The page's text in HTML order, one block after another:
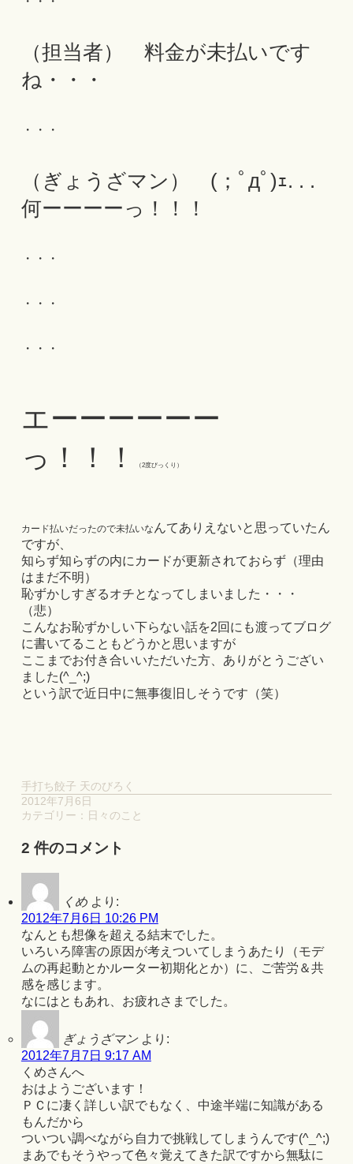
（担当者） 料金が未払いです
ね・・・
・・・
（ぎょうざマン） (；ﾟдﾟ)ｪ. . .
何ーーーーっ！！！
・・・
・・・
・・・
エーーーーーー
っ！！！
（2度びっくり）
カード払いだったので未払いな んてありえないと思っていたん
ですが、
知らず知らずの内にカードが更新されておらず（理由
はまだ不明）
恥ずかしすぎるオチとなってしまいました・・・
（悲）
こんなお恥ずかしい下らない話を2回にも渡ってブログ
に書いてることもどうかと思いますが
ここまでお付き合いいただいた方、ありがとうござい
ました(^_^;)
という訳で近日中に無事復旧しそうです（笑）
手打ち餃子 天のびろく
2012年7月6日
カテゴリー： 日々のこと
2 件のコメント
くめ より:
2012年7月6日 10:26 PM
なんとも想像を超える結末でした。
いろいろ障害の原因が考えついてしまうあたり（モデ
ムの再起動とかルーター初期化とか）に、ご苦労＆共
感を感じます。
なにはともあれ、お疲れさまでした。
ぎょうざマン より:
2012年7月7日 9:17 AM
くめさんへ
おはようございます！
ＰＣに凄く詳しい訳でもなく、中途半端に知識がある
もんだから
ついつい調べながら自力で挑戦してしまうんです(^_^;)
まあでもそうやって色々覚えてきた訳ですから無駄に